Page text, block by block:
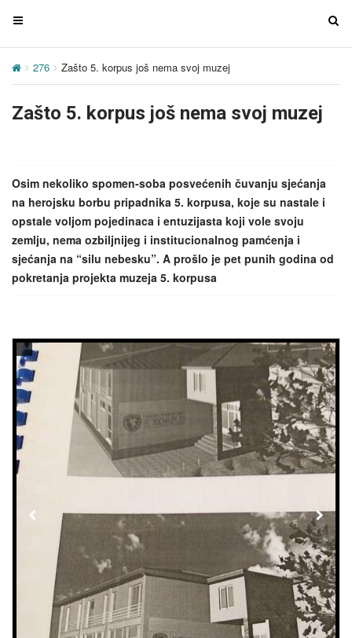
T
g
e
i
g
a
t
i
o
T
i
276 Zašto 5. korpus još nema svoj muzej
Zašto 5. korpus još nema svoj muzej
Osim nekoliko spomen-soba posvećenih čuvanju sjećanja
na herojsku borbu pripadnika 5. korpusa, koje su nastale i
opstale voljom pojedinaca i entuzijasta koji vole svoju
zemlju, nema ozbiljnijeg i institucionalnog pamćenja i
sjećanja na “silu nebesku”. A prošlo je pet punih godina od
pokretanja projekta muzeja 5. korpusa